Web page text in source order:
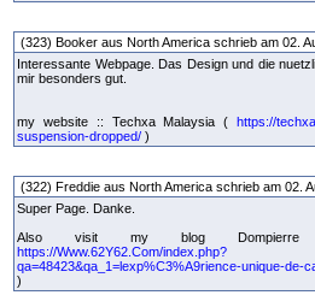
(323) Booker aus North America schrieb am 02.
Interessante Webpage. Das Design und die
mir besonders gut.
my website :: Techxa Malaysia ( https://
suspension-dropped/ )
(322) Freddie aus North America schrieb am 02.
Super Page. Danke.
Also visit my blog Dompierre
https://Www.62Y62.Com/index.php?
qa=48423&qa_1=lexp%C3%A9rience-unique-de-
)